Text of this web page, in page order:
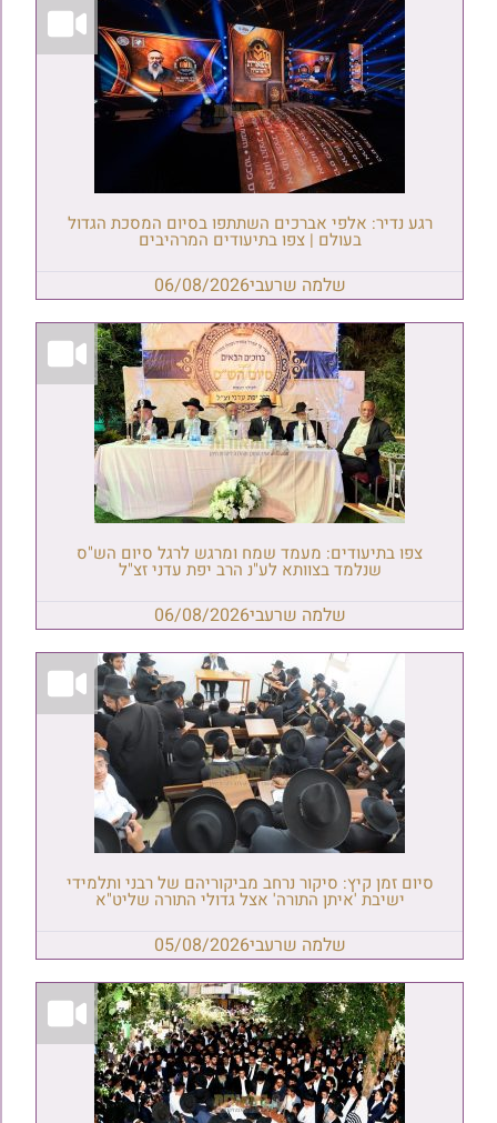
רגע נדיר: אלפי אברכים השתתפו בסיום המסכת הגדול
בעולם | צפו בתיעודים המרהיבים
שלמה שרעבי06/08/2026
צפו בתיעודים: מעמד שמח ומרגש לרגל סיום הש"ס
שנלמד בצוותא לע"נ הרב יפת עדני זצ"ל
שלמה שרעבי06/08/2026
סיום זמן קיץ: סיקור נרחב מביקוריהם של רבני ותלמידי
ישיבת 'איתן התורה' אצל גדולי התורה שליט"א
שלמה שרעבי05/08/2026